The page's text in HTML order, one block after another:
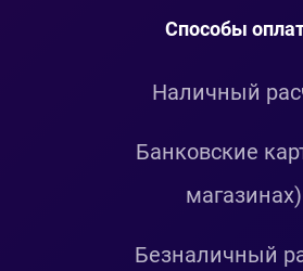
Способы
Наличный
Банковские
магазинах)
Безналичный